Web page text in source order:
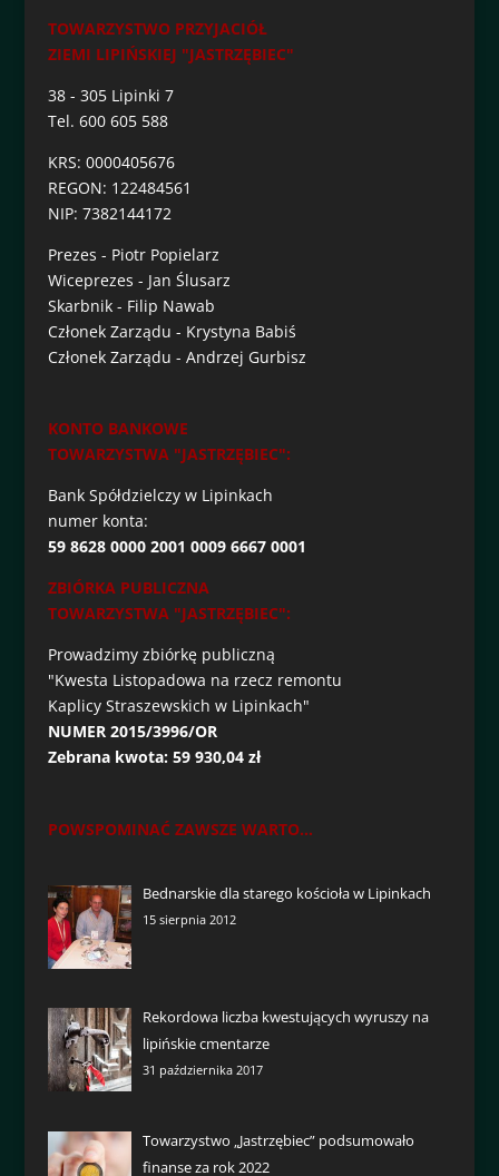
TOWARZYSTWO PRZYJACIÓŁ
ZIEMI LIPIŃSKIEJ "JASTRZĘBIEC"
38 - 305 Lipinki 7
Tel. 600 605 588
KRS: 0000405676
REGON: 122484561
NIP: 7382144172
Prezes - Piotr Popielarz
Wiceprezes - Jan Ślusarz
Skarbnik - Filip Nawab
Członek Zarządu - Krystyna Babiś
Członek Zarządu - Andrzej Gurbisz
KONTO BANKOWE
TOWARZYSTWA "JASTRZĘBIEC":
Bank Spółdzielczy w Lipinkach
numer konta:
59 8628 0000 2001 0009 6667 0001
ZBIÓRKA PUBLICZNA
TOWARZYSTWA "JASTRZĘBIEC":
Prowadzimy zbiórkę publiczną
"Kwesta Listopadowa na rzecz remontu
Kaplicy Straszewskich w Lipinkach"
NUMER 2015/3996/OR
Zebrana kwota: 59 930,04 zł
POWSPOMINAĆ ZAWSZE WARTO...
Bednarskie dla starego kościoła w Lipinkach
15 sierpnia 2012
Rekordowa liczba kwestujących wyruszy na
lipińskie cmentarze
31 października 2017
Towarzystwo „Jastrzębiec” podsumowało
finanse za rok 2022